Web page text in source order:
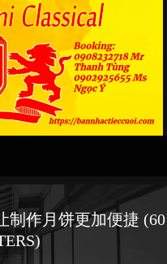
制作月饼更加便捷 (60